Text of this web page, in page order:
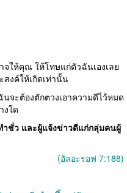
ให้คุณ ให้โทษแก่ตัวฉันเองเลย
งค์ให้เกิดเท่านั้น
ะต้องตักตวงเอาความดีไว้หมด
งใด
ชั่ว และผู้แจ้งข่าวดีแก่กลุ่มคนผู้
(อัลอะรอฟ 7:188)